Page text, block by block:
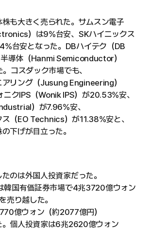
も大きく売られた。サムスン電子
）は9%台安、SKハイニックス
台安となった。DBハイテク（DB
導体（Hanmi Semiconductor）
コスダック市場でも、
アリング（Jusung Engineering）
クIPS（Wonik IPS）が20.53%安、
）が7.96%安、
（EO Technics）が11.38%安と、
下げが目立った。
のは外国人投資家だった。
韓国有価証券市場で4兆3720億ウォン
売り越した。
億ウォン（約2077億円）
。個人投資家は6兆2620億ウォン